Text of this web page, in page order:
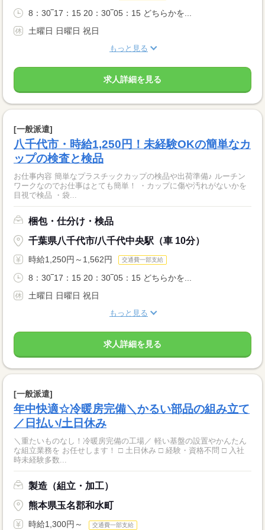
8：30‾17：15 20：30‾05：15 どちらかを...
土曜日 日曜日 祝日
もっと見る
求人詳細を見る
[一般派遣]
八千代市・時給1,250円！未経験OKの簡単なカ
ップの検査と検品
お仕事内容 簡単なプラスチックカップの検品や出荷準備♪ ルーチン
ワークなのでお仕事はとても簡単！ ・カップに傷や汚れがないかを
目視で検品 ・袋...
梱包・仕分け・検品
千葉県八千代市/八千代中央駅（車 10分）
時給1,250円～1,562円 交通費一部支給
8：30‾17：15 20：30‾05：15 どちらかを...
土曜日 日曜日 祝日
もっと見る
求人詳細を見る
[一般派遣]
年中快適☆冷暖房完備＼かるい部品の組み立て
／日払い/土日休み
＼重たいものなし！冷暖房完備の工場／ 軽い基盤の設置やかんたん
な組立業務を お任せします！ □ 土日休み □ 経験・資格不問 □ 入社
時未経験多数...
製造（組立・加工）
熊本県玉名郡和水町
時給1,300円～ 交通費一部支給